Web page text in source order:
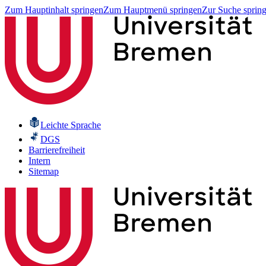
Zum Hauptinhalt springenZum Hauptmenü springenZur Suche
Leichte Sprache
DGS
Barrierefreiheit
Intern
Sitemap